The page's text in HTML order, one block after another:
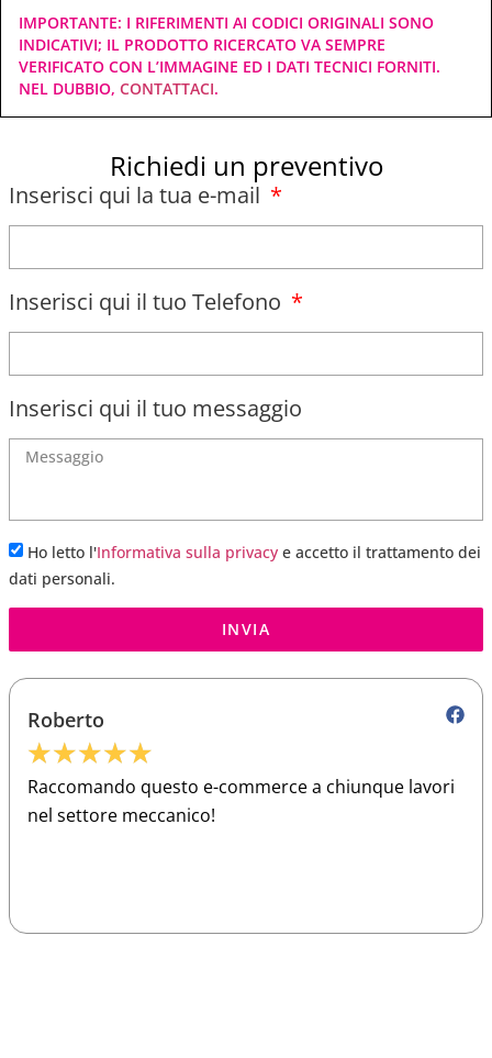
IMPORTANTE: I RIFERIMENTI AI CODICI ORIGINALI SONO
INDICATIVI; IL PRODOTTO RICERCATO VA SEMPRE
VERIFICATO CON L’IMMAGINE ED I DATI TECNICI FORNITI.
NEL DUBBIO, CONTATTACI.
Richiedi un preventivo
Inserisci qui la tua e-mail
Inserisci qui il tuo Telefono
Inserisci qui il tuo messaggio
Ho letto l'Informativa sulla privacy e accetto il trattamento dei
dati personali.
INVIA
Roberto
★★★★★
Raccomando questo e-commerce a chiunque lavori
nel settore meccanico!